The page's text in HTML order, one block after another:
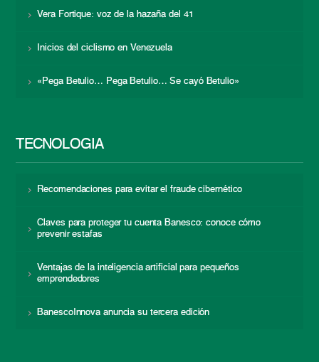
Vera Fortique: voz de la hazaña del 41
Inicios del ciclismo en Venezuela
«Pega Betulio… Pega Betulio… Se cayó Betulio»
TECNOLOGÍA
Recomendaciones para evitar el fraude cibernético
Claves para proteger tu cuenta Banesco: conoce cómo
prevenir estafas
Ventajas de la inteligencia artificial para pequeños
emprendedores
BanescoInnova anuncia su tercera edición